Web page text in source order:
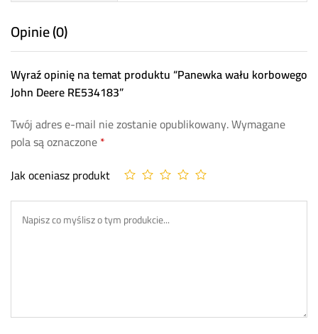
Opinie (0)
Wyraź opinię na temat produktu “Panewka wału korbowego
John Deere RE534183”
Twój adres e-mail nie zostanie opublikowany.Wymagane
pola są oznaczone*
Jak oceniasz produkt